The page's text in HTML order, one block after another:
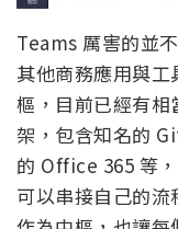
Teams 厲害的並
其他商務應用與
樞，目前已經有
架，包含知名的
的 Office 365 等
可以串接自己的